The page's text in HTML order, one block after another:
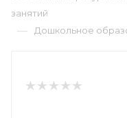
занятий
— Дошкольное